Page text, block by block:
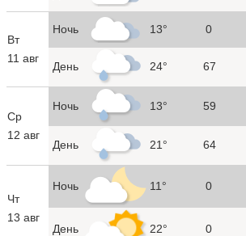
Вт
11 авг
Ночь 13° 0
День 24° 67
Ср
12 авг
Ночь 13° 59
День 21° 64
Чт
13 авг
Ночь 11° 0
День 22° 0